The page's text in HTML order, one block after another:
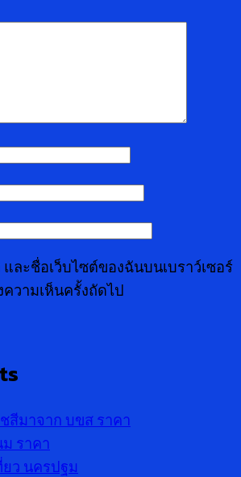
ละชื่อเว็บไซต์ของฉันบนเบราว์เซอร์
วามเห็นครั้งถัดไป
สีมาจาก บขส ราคา
ราคา
ยว นครปฐม